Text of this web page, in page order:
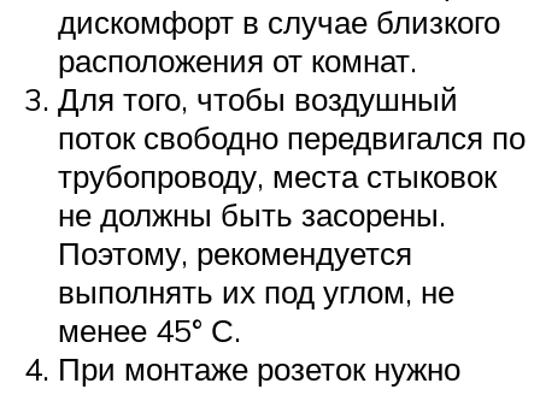
дискомфорт в случае близкого
расположения от комнат.
Для того, чтобы воздушный
поток свободно передвигался по
трубопроводу, места стыковок
не должны быть засорены.
Поэтому, рекомендуется
выполнять их под углом, не
менее 45° С.
При монтаже розеток нужно